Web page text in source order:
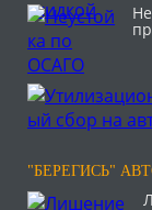
"БЕРЕГИСЬ"